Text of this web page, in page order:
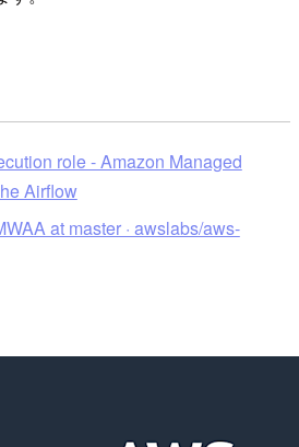
role - Amazon Managed
Airflow
at master · awslabs/aws-